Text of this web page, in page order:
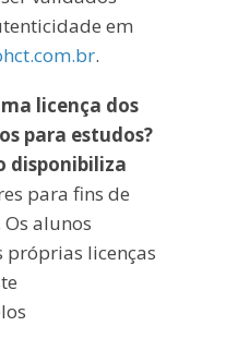
em
.
licença dos
para estudos?
disponibiliza
para fins de
alunos
licenças